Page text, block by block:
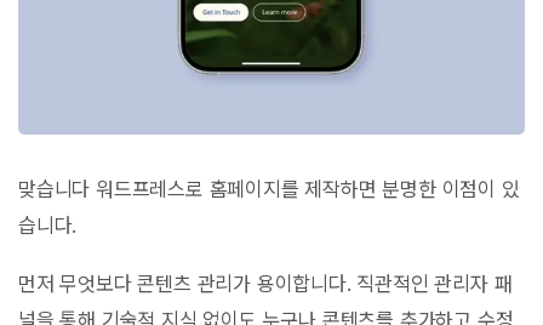
맞습니다 워드프레스로 홈페이지를 제작하면 분명한 이점이 있
습니다.
먼저 무엇보다 콘텐츠 관리가 용이합니다. 직관적인 관리자 패